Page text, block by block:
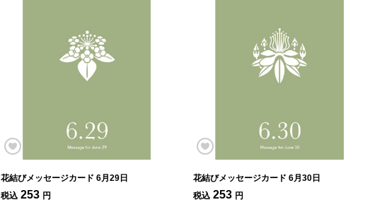
花結びメッセージカード 6月29日
税込 253 円
花結びメッセージカード 6月30日
税込 253 円